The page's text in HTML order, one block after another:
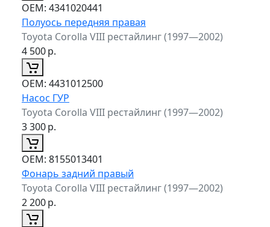
ОЕМ: 4341020441
Полуось передняя правая
Toyota Corolla VIII рестайлинг (1997—2002)
4 500р.
ОЕМ: 4431012500
Насос ГУР
Toyota Corolla VIII рестайлинг (1997—2002)
3 300р.
ОЕМ: 8155013401
Фонарь задний правый
Toyota Corolla VIII рестайлинг (1997—2002)
2 200р.